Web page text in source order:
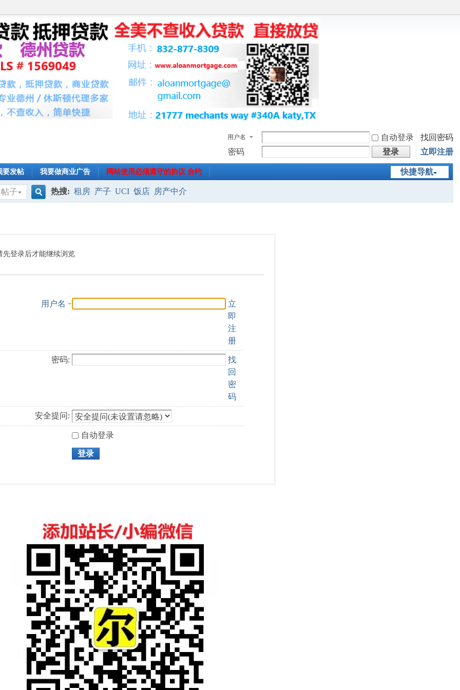
用户名 自动登录
找回密码
密码
登录 立即注册
快捷导航
要发帖 我要做商业广告 网站使用必须遵守的协议 合约
帖子
索
热搜: 租房 产子 UCI 饭店 房产中介
先登录后才能继续浏览
用户名
立
即
注
册
密码:
找
回
密
码
安全提问:
自动登录
登录